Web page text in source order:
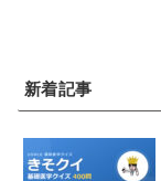
新着記事